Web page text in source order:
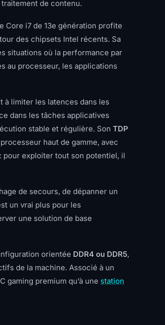
de contenu.
Core i7 de 13e génération profite
des chipsets Intel récents. Sa
situations où la performance par
au processeur, les applications
limiter les latences dans les
dans les tâches applicatives
stable et régulière. Son TDP
haut de gamme, avec
: pour exploiter tout son potentiel, il
de secours, de dépanner un
un vrai plus pour les
une solution de base
orientée DDR4 ou DDR5,
de la machine. Associé à un
gaming premium qu’à une station